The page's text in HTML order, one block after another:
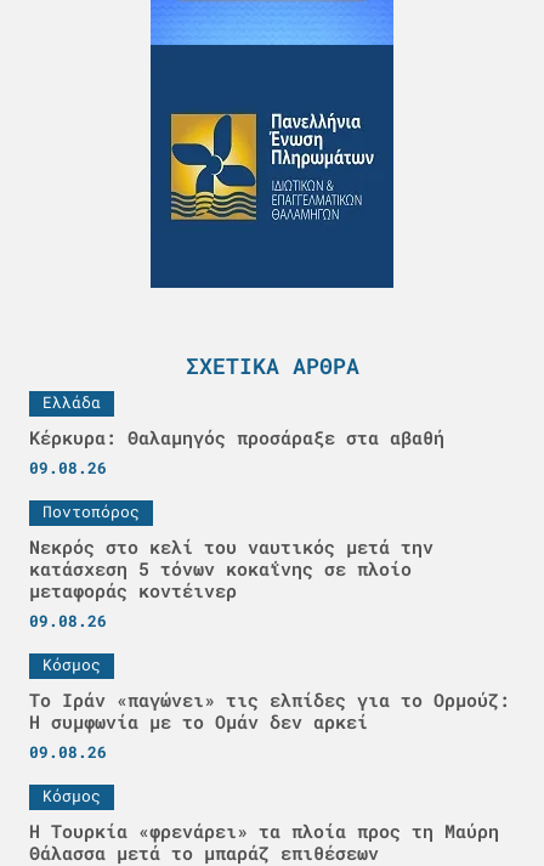
ΣΧΕΤΙΚΆ ΆΡΘΡΑ
Ελλάδα
Κέρκυρα: Θαλαμηγός προσάραξε στα αβαθή
09.08.26
Ποντοπόρος
Νεκρός στο κελί του ναυτικός μετά την
κατάσχεση 5 τόνων κοκαΐνης σε πλοίο
μεταφοράς κοντέινερ
09.08.26
Κόσμος
Το Ιράν «παγώνει» τις ελπίδες για το Ορμούζ:
Η συμφωνία με το Ομάν δεν αρκεί
09.08.26
Κόσμος
Η Τουρκία «φρενάρει» τα πλοία προς τη Μαύρη
Θάλασσα μετά το μπαράζ επιθέσεων